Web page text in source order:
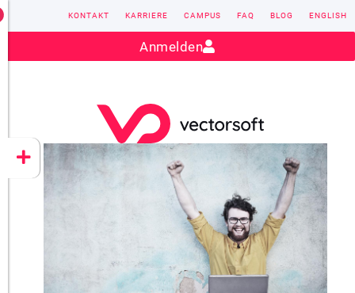
CONZEPT 16
YEET
Kontakt:sales@vectorsoft.de
KONTAKT KARRIERE CAMPUS FAQ BLOG ENGLISH
Anmelden